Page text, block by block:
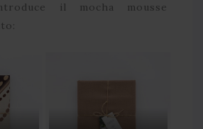
il mocha mousse